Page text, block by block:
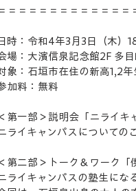
＝＝＝＝＝＝＝＝＝＝＝＝＝
日時：令和4年3月3日（木）
場：大濱信泉記念館2F 多
象：石垣市在住の新高1,2年
加料：無料
第一部＞説明会「ニライキ
ライキャンパスについての
第二部＞トーク＆ワーク「
ライキャンパスの塾生にな